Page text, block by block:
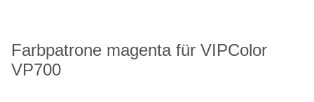
Farbpatrone magenta für VIPColor
VP700